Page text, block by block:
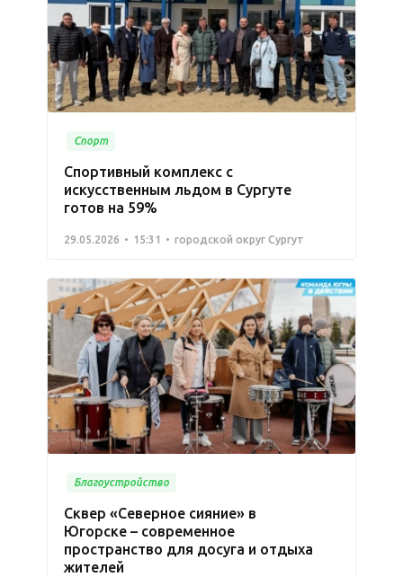
Спорт
Спортивный комплекс с
искусственным льдом в Сургуте
готов на 59%
29.05.2026 15:31 городской округ Сургут
Благоустройство
Сквер «Северное сияние» в
Югорске – современное
пространство для досуга и отдыха
жителей